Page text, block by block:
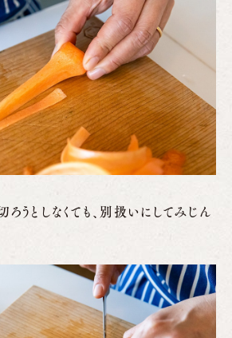
ろうとしなくても、別扱いにしてみじん